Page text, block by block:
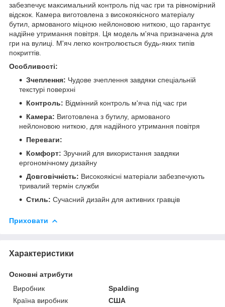
забезпечує максимальний контроль під час гри та рівномірний
відскок. Камера виготовлена з високоякісного матеріалу
бутил, армованого міцною нейлоновою ниткою, що гарантує
надійне утримання повітря. Ця модель м'яча призначена для
гри на вулиці. М'яч легко контролюється будь-яких типів
покриттів.
Особливості:
Зчеплення: Чудове зчеплення завдяки спеціальній
текстурі поверхні
Контроль: Відмінний контроль м'яча під час гри
Камера: Виготовлена з бутилу, армованого
нейлоновою ниткою, для надійного утримання повітря
Переваги:
Комфорт: Зручний для використання завдяки
ергономічному дизайну
Довговічність: Високоякісні матеріали забезпечують
тривалий термін служби
Стиль: Сучасний дизайн для активних гравців
Приховати
Характеристики
Основні атрибути
Виробник
Spalding
Країна виробник
США